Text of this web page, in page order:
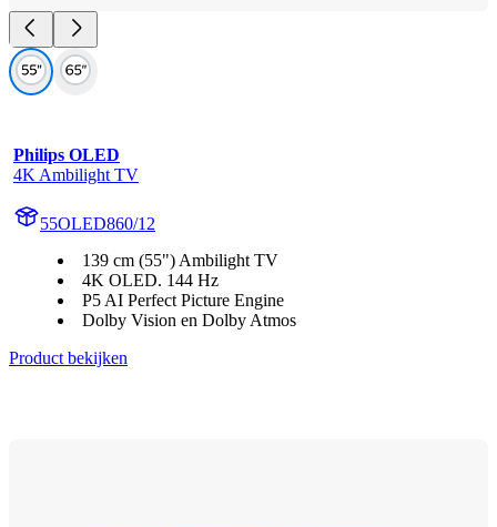
Philips OLED
4K Ambilight TV
55OLED860/12
139 cm (55") Ambilight TV
4K OLED. 144 Hz
P5 AI Perfect Picture Engine
Dolby Vision en Dolby Atmos
Product bekijken